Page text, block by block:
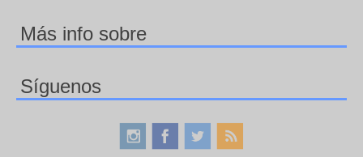
Más info sobre
Síguenos